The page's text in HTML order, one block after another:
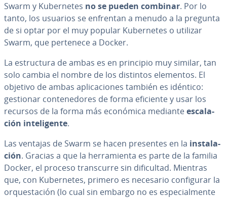
Swarm y Ku­be­r­ne­tes no se pueden combinar. Por lo
tanto, los usuarios se enfrentan a menudo a la pregunta
de si optar por el muy popular Ku­be­r­ne­tes o utilizar
Swarm, que pertenece a Docker.
La es­tru­c­tu­ra de ambas es en principio muy similar, tan
solo cambia el nombre de los distintos elementos. El
objetivo de ambas apli­ca­cio­nes también es idéntico:
gestionar co­n­te­ne­do­res de forma eficiente y usar los
recursos de la forma más económica mediantees­ca­la­
ción in­te­li­ge­n­te.
Las ventajas de Swarm se hacen presentes en la in­s­ta­la­
ción. Gracias a que la he­rra­mie­n­ta es parte de la familia
Docker, el proceso tra­n­s­cu­rre sin di­fi­cu­l­tad. Mientras
que, con Ku­be­r­ne­tes, primero es necesario co­n­fi­gu­rar la
or­que­s­ta­ción (lo cual sin embargo no es es­pe­cia­l­me­n­te